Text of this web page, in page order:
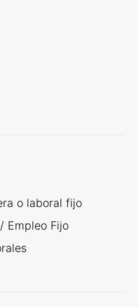
o laboral fijo
Empleo Fijo